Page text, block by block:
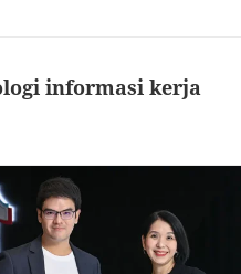
informasi kerja